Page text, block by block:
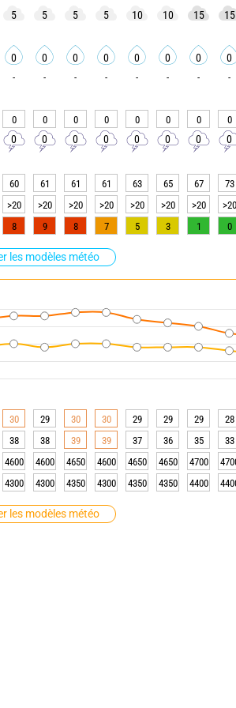
les modèles météo
les modèles météo
5 5 5 5 10 10 15 15
0 0 0 0 0 0 0 0
- - - - - - - -
0 0 0 0 0 0 0 0
0 0 0 0 0 0 0 0
60 61 61 61 63 65 67 73
>20 >20 >20 >20 >20 >20 >20 >20
8 9 8 7 5 3 1 0
30 29 30 30 29 29 29 28
38 38 39 39 37 36 35 33
4600 4600 4650 4600 4650 4650 4700
4300 4300 4350 4300 4350 4350 4400